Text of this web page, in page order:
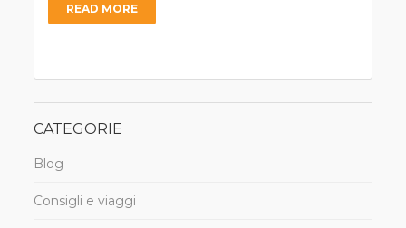
READ MORE
CATEGORIE
Blog
Consigli e viaggi